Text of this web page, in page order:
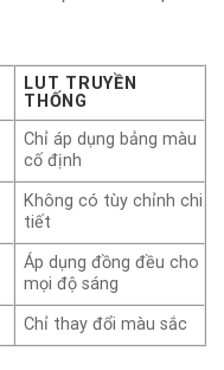
LUT TRUYỀN
THỐNG
Chỉ áp dụng bảng màu
cố định
Không có tùy chỉnh chi
tiết
Áp dụng đồng đều cho
mọi độ sáng
Chỉ thay đổi màu sắc